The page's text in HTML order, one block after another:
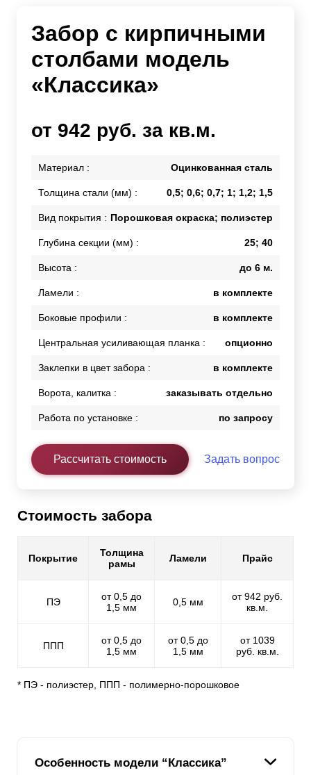
Забор с кирпичными
столбами модель
«Классика»
от 942 руб. за кв.м.
Материал : Оцинкованная сталь
Толщина стали (мм) : 0,5; 0,6; 0,7; 1; 1,2; 1,5
Вид покрытия : Порошковая окраска; полиэстер
Глубина секции (мм) : 25; 40
Высота : до 6 м.
Ламели : в комплекте
Боковые профили : в комплекте
Центральная усиливающая планка : опционно
Заклепки в цвет забора : в комплекте
Ворота, калитка : заказывать отдельно
Работа по установке : по запросу
Рассчитать стоимость Задать вопрос
Стоимость забора
Покрытие
Толщина
рамы
Ламели Прайс
ПЭ
от 0,5 до
1,5 мм
0,5 мм
от 942 руб.
кв.м.
ППП
от 0,5 до
1,5 мм
от 0,5 до
1,5 мм
от 1039
руб. кв.м.
* ПЭ - полиэстер, ППП - полимерно-порошковое
Особенность модели “Классика”